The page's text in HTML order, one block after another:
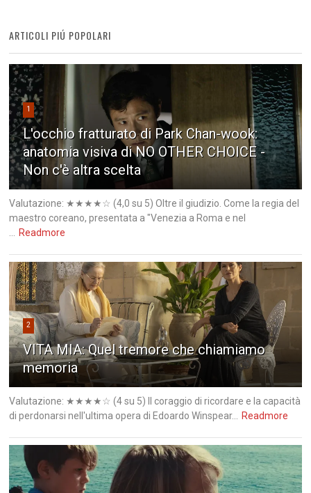
ARTICOLI PIÚ POPOLARI
1
L'occhio fratturato di Park Chan-wook:
anatomia visiva di NO OTHER CHOICE -
Non c'è altra scelta
Valutazione: ★★★★☆ (4,0 su 5) Oltre il giudizio. Come la regia del
maestro coreano, presentata a "Venezia a Roma e nel
Readmore
2
VITA MIA: Quel tremore che chiamiamo
memoria
Valutazione: ★★★★☆ (4 su 5) Il coraggio di ricordare e la capacità
di perdonarsi nell'ultima opera di Edoardo Winspear...
Readmore